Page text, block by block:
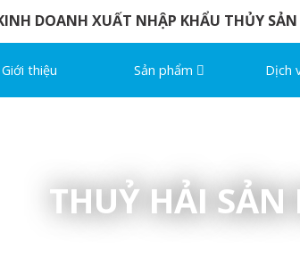
DOANH XUẤT NHẬP KHẨU THỦY
Giới thiệu Sản phẩm Dịch
THUỶ HẢI SẢN